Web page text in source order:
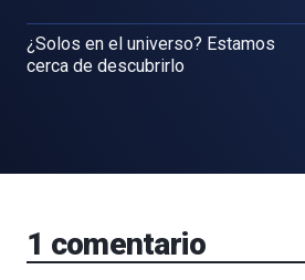
¿Solos en el universo? Estamos
cerca de descubrirlo
1 comentario